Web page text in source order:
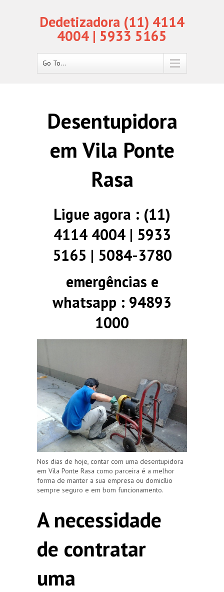
Dedetizadora (11) 4114
4004 | 5933 5165
Go To...
Desentupidora
em Vila Ponte
Rasa
Ligue agora : (11)
4114 4004 | 5933
5165 | 5084-3780
emergências e
whatsapp : 94893
1000
Nos dias de hoje, contar com uma desentupidora
em Vila Ponte Rasa como parceira é a melhor
forma de manter a sua empresa ou domicílio
sempre seguro e em bom funcionamento.
A necessidade
de contratar
uma